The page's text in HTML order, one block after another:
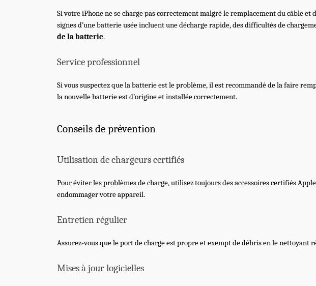
Si votre iPhone ne se charge pas correctement malgré le remplacement du câble
signes d’une batterie usée incluent une décharge rapide, des difficultés de
de la batterie.
Service professionnel
Si vous suspectez que la batterie est le problème, il est recommandé de la faire
la nouvelle batterie est d’origine et installée correctement.
Conseils de prévention
Utilisation de chargeurs certifiés
Pour éviter les problèmes de charge, utilisez toujours des accessoires certifiés
endommager votre appareil.
Entretien régulier
Assurez-vous que le port de charge est propre et exempt de débris en le
Mises à jour logicielles